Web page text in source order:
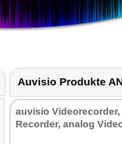
Auvisio Produkte
auvisio Videorecorder,
Recorder, analog